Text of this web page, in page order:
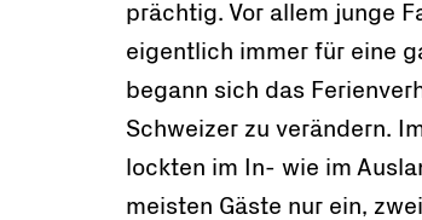
prächtig. Vor allem junge
eigentlich immer für eine
begann sich das
Schweizer zu verändern.
lockten im In- wie im
meisten Gäste nur ein,